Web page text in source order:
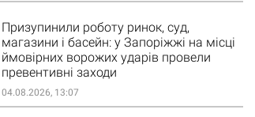
Призупинили роботу ринок, суд,
магазини і басейн: у Запоріжжі на місці
ймовірних ворожих ударів провели
превентивні заходи
04.08.2026, 13:07